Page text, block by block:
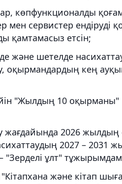
көпфункционалды
мен сервистер ендіруді
қамтамасыз етсін;
және шетелде
оқырмандардың кең
"Жылдың 10 оқырманы"
жағдайында 2026 жылдың
2027 – 2031
ұлт"
және кітап